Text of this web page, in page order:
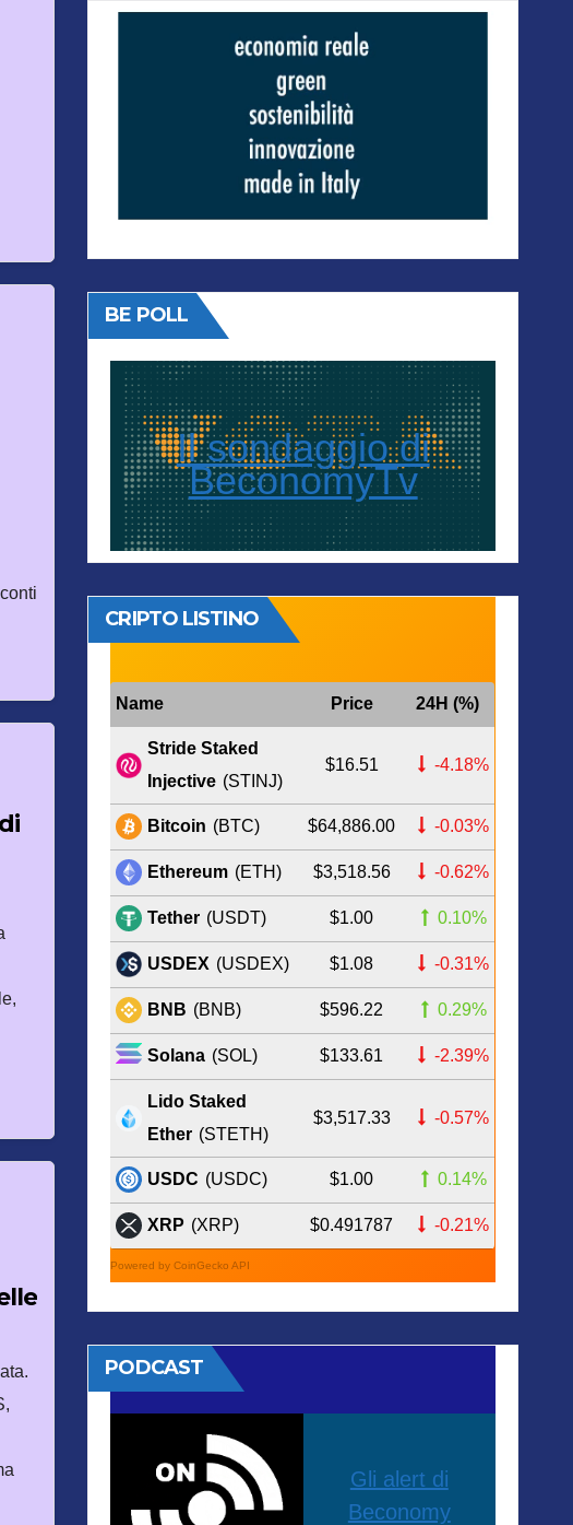
BE POLL
Il sondaggio di
BeconomyTv
CRIPTO LISTINO
Name Price 24H (%)
Stride Staked
Injective (STINJ)
$16.51 -4.18%
Bitcoin (BTC) $64,886.00 -0.03%
Ethereum (ETH) $3,518.56 -0.62%
Tether (USDT) $1.00 0.10%
USDEX (USDEX) $1.08 -0.31%
BNB (BNB) $596.22 0.29%
Solana (SOL) $133.61 -2.39%
Lido Staked
Ether (STETH)
$3,517.33 -0.57%
USDC (USDC) $1.00 0.14%
XRP (XRP) $0.491787 -0.21%
Powered by CoinGecko API
PODCAST
Gli alert di
Beconomy